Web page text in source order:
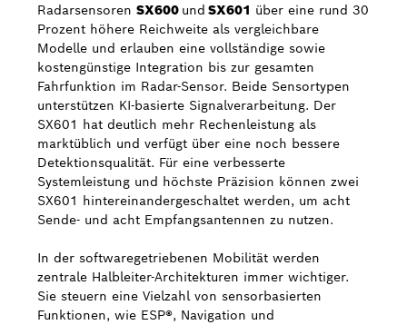
Radarsensoren SX600 und SX601 über eine rund 30
Prozent höhere Reichweite als vergleichbare
Modelle und erlauben eine vollständige sowie
kostengünstige Integration bis zur gesamten
Fahrfunktion im Radar-Sensor. Beide Sensortypen
unterstützen KI-basierte Signalverarbeitung. Der
SX601 hat deutlich mehr Rechenleistung als
marktüblich und verfügt über eine noch bessere
Detektionsqualität. Für eine verbesserte
Systemleistung und höchste Präzision können zwei
SX601 hintereinandergeschaltet werden, um acht
Sende- und acht Empfangsantennen zu nutzen.
In der softwaregetriebenen Mobilität werden
zentrale Halbleiter-Architekturen immer wichtiger.
Sie steuern eine Vielzahl von sensorbasierten
Funktionen, wie ESP®, Navigation und